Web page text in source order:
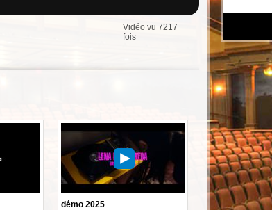
Vidéo vu 7217
fois
démo 2025